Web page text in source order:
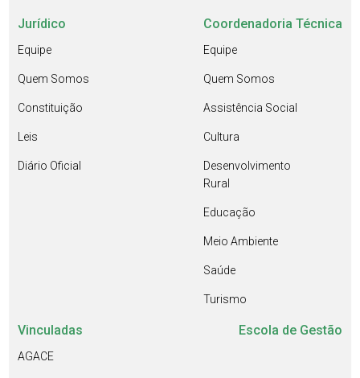
Jurídico
Equipe
Quem Somos
Constituição
Leis
Diário Oficial
Coordenadoria Técnica
Equipe
Quem Somos
Assistência Social
Cultura
Desenvolvimento
Rural
Educação
Meio Ambiente
Saúde
Turismo
Vinculadas
AGACE
Escola de Gestão